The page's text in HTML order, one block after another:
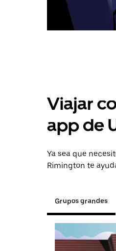
Viajar
app de
Ya sea que
Rimington te
Grupos grandes